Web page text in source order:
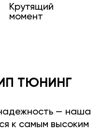
Крутящий
момент
ТЮНИНГ
— наша
к самым высоким